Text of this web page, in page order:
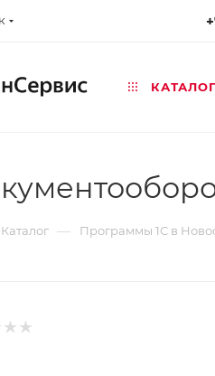
КАТАЛОГ
Каталог — Программы 1С в